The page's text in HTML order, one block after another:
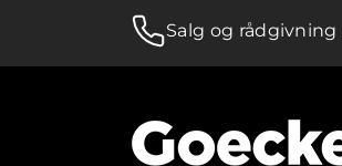
Salg og